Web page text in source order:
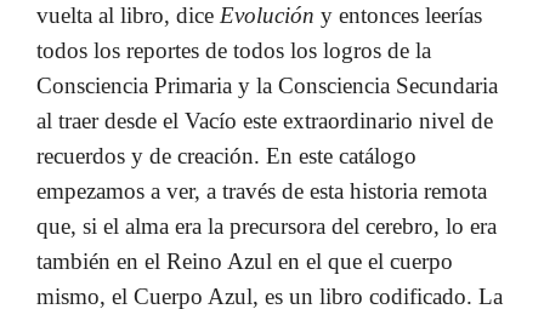
vuelta al libro, dice Evolución y entonces leerías
todos los reportes de todos los logros de la
Consciencia Primaria y la Consciencia Secundaria
al traer desde el Vacío este extraordinario nivel de
recuerdos y de creación. En este catálogo
empezamos a ver, a través de esta historia remota
que, si el alma era la precursora del cerebro, lo era
también en el Reino Azul en el que el cuerpo
mismo, el Cuerpo Azul, es un libro codificado. La